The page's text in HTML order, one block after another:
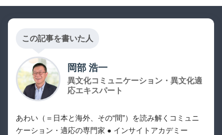
この記事を書いた人
岡部 浩一
異文化コミュニケーション・異文化適
応エキスパート
あわい（＝日本と海外、その“間”）を読み解くコミュニ
ケーション・適応の専門家 ● インサイトアカデミー